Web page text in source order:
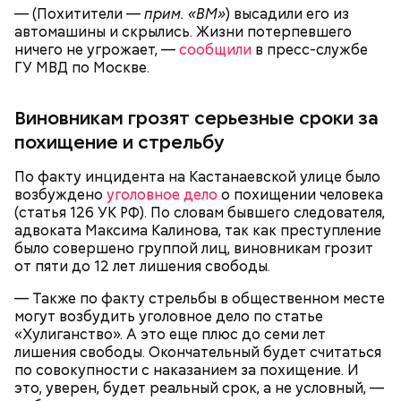
— (Похитители —прим. «ВМ») высадили его из
автомашины и скрылись. Жизни потерпевшего
ничего не угрожает, —сообщили в пресс-службе
ГУ МВД по Москве.
Виновникам грозят серьезные сроки за
похищение и стрельбу
По факту инцидента на Кастанаевской улице было
возбуждено уголовное дело о похищении человека
(статья 126 УК РФ). По словам бывшего следователя,
адвоката Максима Калинова, так как преступление
было совершено группой лиц, виновникам грозит
от пяти до 12 лет лишения свободы.
— Также по факту стрельбы в общественном месте
могут возбудить уголовное дело по статье
«Хулиганство». А это еще плюс до семи лет
лишения свободы. Окончательный будет считаться
по совокупности с наказанием за похищение. И
это, уверен, будет реальный срок, а не условный, —
Первой жертвой Миссюры была его девушка.
Именно на ней молодой человек впервые испытал
января 2024 года он подсыпал дихлорэтан в
коктейль возлюбленной, отчего у нее случился
инсульт. Девушка неделюпровела в коме, а после
выписки из больницы узнала, что Миссюра
оформил на нее несколько кредитов.
Вскоре в качестве главного подозреваемого в
убийстве спортсмена арестовали его 18-летнего
знакомого Надырхана Кадирханова. На допросе он
совершил преступление и где спрятал оружие, из
которого застрелил Мутаева.
допросе.